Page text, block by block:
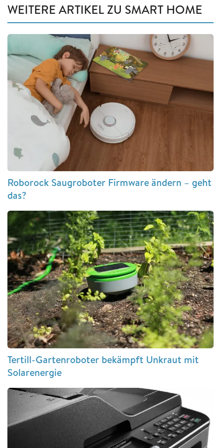
WEITERE ARTIKEL ZU SMART HOME
Roborock Saugroboter Firmware ändern – geht
das?
Tertill-Gartenroboter bekämpft Unkraut mit
Solarenergie